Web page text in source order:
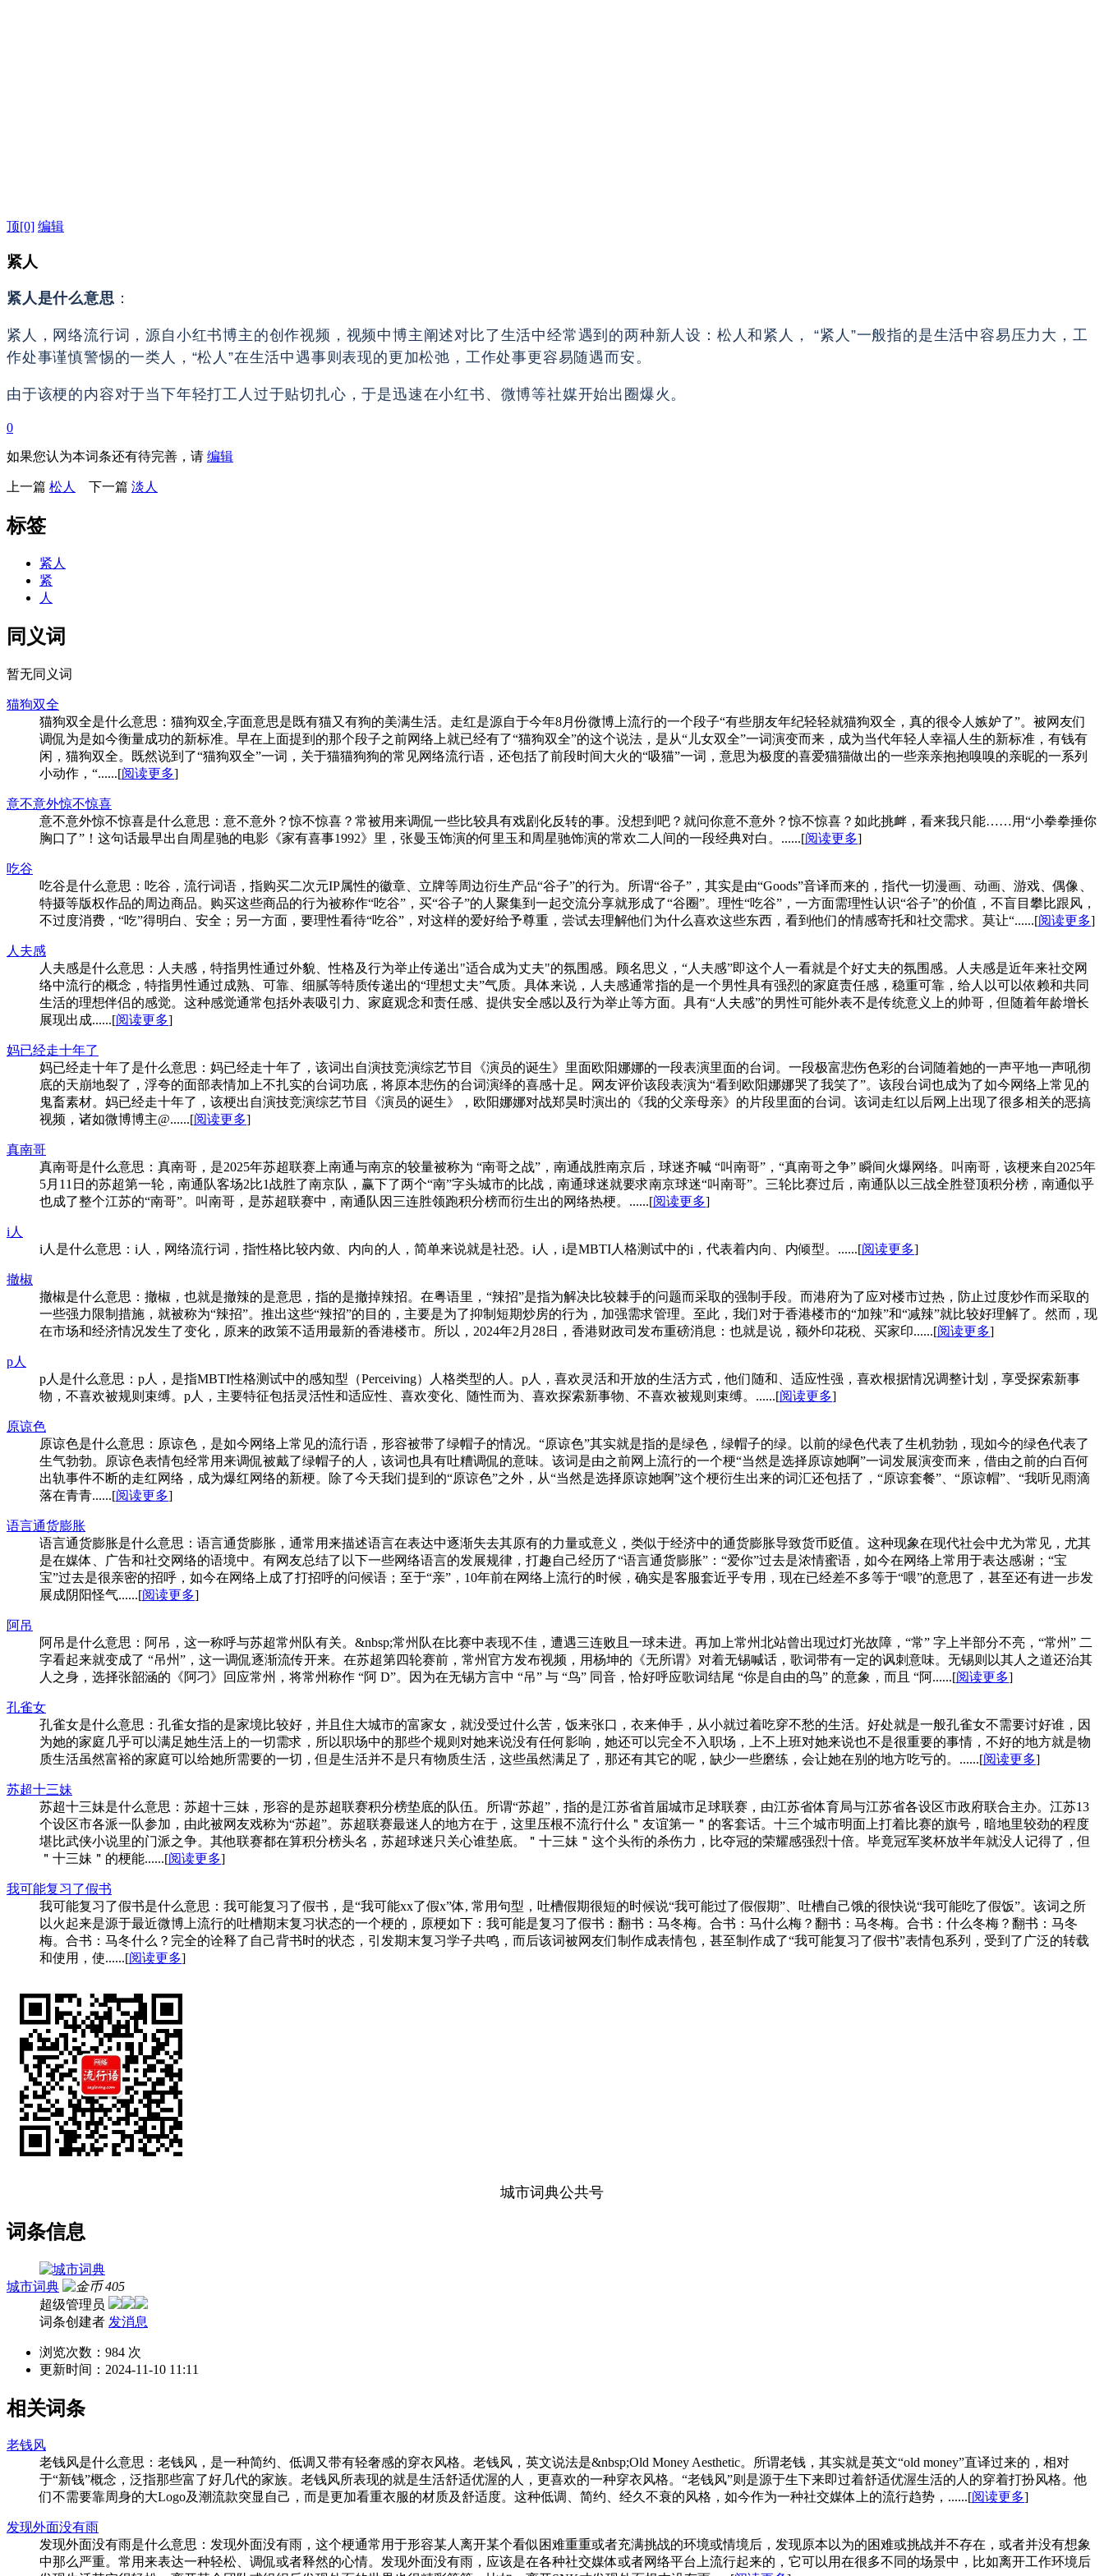
顶[0] 编辑
紧人
紧人是什么意思 ：
紧人，网络流行词，源自小红书博主的创作视频，视频中博主阐述对比了生活中经常遇到的两种新人设：松人和紧人， “紧人”一般指的是生活中容易压力大，工
作处事谨慎警惕的一类人，“松人”在生活中遇事则表现的更加松弛，工作处事更容易随遇而安。
由于该梗的内容对于当下年轻打工人过于贴切扎心，于是迅速在小红书、微博等社媒开始出圈爆火。
0
如果您认为本词条还有待完善，请 编辑
上一篇 松人 下一篇 淡人
标签
紧人
紧
人
同义词
暂无同义词
猫狗双全
猫狗双全是什么意思：猫狗双全,字面意思是既有猫又有狗的美满生活。走红是源自于今年8月份微博上流行的一个段子“有些朋友年纪轻轻就猫狗双全，真的很令人嫉妒了”。被网友们
调侃为是如今衡量成功的新标准。早在上面提到的那个段子之前网络上就已经有了“猫狗双全”的这个说法，是从“儿女双全”一词演变而来，成为当代年轻人幸福人生的新标准，有钱有
闲，猫狗双全。既然说到了“猫狗双全”一词，关于猫猫狗狗的常见网络流行语，还包括了前段时间大火的“吸猫”一词，意思为极度的喜爱猫猫做出的一些亲亲抱抱嗅嗅的亲昵的一系列
小动作，“......[阅读更多]
意不意外惊不惊喜
意不意外惊不惊喜是什么意思：意不意外？惊不惊喜？常被用来调侃一些比较具有戏剧化反转的事。没想到吧？就问你意不意外？惊不惊喜？如此挑衅，看来我只能……用“小拳拳捶你
胸口了”！这句话最早出自周星驰的电影《家有喜事1992》里，张曼玉饰演的何里玉和周星驰饰演的常欢二人间的一段经典对白。......[阅读更多]
吃谷
吃谷是什么意思：吃谷，流行词语，指购买二次元IP属性的徽章、立牌等周边衍生产品“​谷子”的行为。所谓“谷子”，其实是由“Goods”音译而来的，指代一切漫画、动画、游戏、偶像、
特摄等版权作品的周边商品。购买这些商品的行为被称作“吃谷”，买“谷子”的人聚集到一起交流分享就形成了“谷圈”。理性“吃谷”，一方面需理性认识“谷子”的价值，不盲目攀比跟风，
不过度消费，“吃”得明白、安全；另一方面，要理性看待“吃谷”，对这样的爱好给予尊重，尝试去理解他们为什么喜欢这些东西，看到他们的情感寄托和社交需求。莫让“......[阅读更多]
人夫感
人夫感是什么意思：人夫感，特指男性通过外貌、性格及行为举止传递出"适合成为丈夫"的氛围感。顾名思义，“人夫感”即这个人一看就是个好丈夫的氛围感。人夫感​是近年来社交网
络中流行的概念，特指男性通过成熟、可靠、细腻等特质传递出的“理想丈夫”气质。具体来说，人夫感通常指的是一个男性具有强烈的家庭责任感，稳重可靠，给人以可以依赖和共同
生活的理想伴侣的感觉。这种感觉通常包括外表吸引力、家庭观念和责任感、提供安全感以及行为举止等方面。具有“人夫感”的男性可能外表不是传统意义上的帅哥，但随着年龄增长
展现出成......[阅读更多]
妈已经走十年了
妈已经走十年了是什么意思：妈已经走十年了，该词出自演技竞演综艺节目《演员的诞生》里面欧阳娜娜的一段表演里面的台词。一段极富悲伤色彩的台词随着她的一声平地一声吼彻
底的天崩地裂了，浮夸的面部表情加上不扎实的台词功底，将原本悲伤的台词演绎的喜感十足。网友评价该段表演为“看到欧阳娜娜哭了我笑了”。该段台词也成为了如今网络上常见的
鬼畜素材。妈已经走十年了，该梗出自演技竞演综艺节目《演员的诞生》，欧阳娜娜对战郑昊时演出的《我的父亲母亲》的片段里面的台词。该词走红以后网上出现了很多相关的恶搞
视频，诸如微博博主@......[阅读更多]
真南哥
真南哥是什么意思：真南哥，是2025年苏超联赛上南通与南京的较量被称为 “南哥之战”，南通战胜南京后，球迷齐喊 “叫南哥”，“真南哥之争” 瞬间火爆网络。叫南哥，该梗来自2025年
5月11日的苏超第一轮，南通队客场2比1战胜了南京队，赢下了两个“南”字头城市的比战，南通球迷就要求南京球迷“叫南哥”。三轮比赛过后，南通队以三战全胜登顶积分榜，南通似乎
也成了整个江苏的“南哥”。叫南哥，是苏超联赛中，南通队因三连胜领跑积分榜而衍生出的网络热梗。......[阅读更多]
i人
i人是什么意思：i人，网络流行词，指性格比较内敛、内向的人，简单来说就是社恐。i人，i是MBTI人格测试中的i，代表着内向、内倾型。......[阅读更多]
撤椒
撤椒是什么意思：撤椒，也就是撤辣的是意思，指的是撤掉辣招。在粤语里，“辣招”是指为解决比较棘手的问题而采取的强制手段。‍‍‍‍‍‍‍而港府为了应对楼市过热，防止过度炒作而采取的
一些强力限制措施，就被称为“辣招”。‍‍‍‍‍‍‍推出这些“辣招”的目的，主要是为了抑制短期炒房的行为，加强需求管理。至此，我们对于香港楼市的“加辣”和“减辣”就比较好理解了。‍然而，现
在市场和经济情况发生了变化，原来的政策不适用最新的香港楼市。所以，2024年2月28日，香港财政司发布重磅消息：也就是说，额外印花税、买家印......[阅读更多]
p人
p人是什么意思：p人，是指MBTI性格测试中的感知型（Perceiving）人格类型的人。‌p人，喜欢灵活和开放的生活方式，他们随和、适应性强，喜欢根据情况调整计划，享受探索新事
物，不喜欢被规则束缚。‌p人，主要特征包括灵活性和适应性、喜欢变化、随性而为、喜欢探索新事物、不喜欢被规则束缚。‌......[阅读更多]
原谅色
原谅色是什么意思：原谅色，是如今网络上常见的流行语，形容被带了绿帽子的情况。“原谅色”其实就是指的是绿色，绿帽子的绿。以前的绿色代表了生机勃勃，现如今的绿色代表了
生气勃勃。原谅色表情包经常用来调侃被戴了绿帽子的人，该词也具有吐糟调侃的意味。该词是由之前网上流行的一个梗“当然是选择原谅她啊”一词发展演变而来，借由之前的白百何
出轨事件不断的走红网络，成为爆红网络的新梗。除了今天我们提到的“原谅色”之外，从“当然是选择原谅她啊”这个梗衍生出来的词汇还包括了，“原谅套餐”、“原谅帽”、“我听见雨滴
落在青青......[阅读更多]
语言通货膨胀
语言通货膨胀是什么意思：语言通货膨胀，通常用来描述语言在表达中逐渐失去其原有的力量或意义，类似于经济中的通货膨胀导致货币贬值。这种现象在现代社会中尤为常见，尤其
是在媒体、广告和社交网络的语境中。有网友总结了以下一些网络语言的发展规律，打趣自己经历了“语言通货膨胀”：“爱你”过去是浓情蜜语，如今在网络上常用于表达感谢；“宝
宝”过去是很亲密的招呼，如今在网络上成了打招呼的问候语；至于“亲”，10年前在网络上流行的时候，确实是客服套近乎专用，现在已经差不多等于“喂”的意思了，甚至还有进一步发
展成阴阳怪气......[阅读更多]
阿吊
阿吊是什么意思：​阿吊，这一称呼与苏超常州队有关。&nbsp;常州队在比赛中表现不佳，遭遇三连败且一球未进。再加上常州北站曾出现过灯光故障，“常” 字上半部分不亮，“常州” 二
字看起来就变成了 “吊州”，这一调侃逐渐流传开来。在苏超第四轮赛前，常州官方发布视频，用杨坤的《无所谓》对着无锡喊话，歌词带有一定的讽刺意味。无锡则以其人之道还治其
人之身，选择张韶涵的《阿刁》回应常州，将常州称作 “阿 D”。因为在无锡方言中 “吊” 与 “鸟” 同音，恰好呼应歌词结尾 “你是自由的鸟” 的意象，而且 “阿......[阅读更多]
孔雀女
孔雀女是什么意思：孔雀女指的是家境比较好，并且住大城市的富家女，就没受过什么苦，饭来张口，衣来伸手，从小就过着吃穿不愁的生活。好处就是一般孔雀女不需要讨好谁，因
为她的家庭几乎可以满足她生活上的一切需求，所以职场中的那些个规则对她来说没有任何影响，她还可以完全不入职场，上不上班对她来说也不是很重要的事情，不好的地方就是物
质生活虽然富裕的家庭可以给她所需要的一切，但是生活并不是只有物质生活，这些虽然满足了，那还有其它的呢，缺少一些磨练，会让她在别的地方吃亏的。......[阅读更多]
苏超十三妹
苏超十三妹是什么意思：苏超十三妹，形容的是苏超联赛积分榜垫底的队伍。所谓“苏超”，指的是江苏省首届城市足球联赛，由江苏省体育局与江苏省各设区市政府联合主办。江苏13
个设区市各派一队参加，由此被网友戏称为“苏超”。苏超联赛最迷人的地方在于，这里压根不流行什么＂友谊第一＂的客套话。十三个城市明面上打着比赛的旗号，暗地里较劲的程度
堪比武侠小说里的门派之争。其他联赛都在算积分榜头名，苏超球迷只关心谁垫底。＂十三妹＂这个头衔的杀伤力，比夺冠的荣耀感强烈十倍。毕竟冠军奖杯放半年就没人记得了，但
＂十三妹＂的梗能......[阅读更多]
我可能复习了假书
我可能复习了假书是什么意思：我可能复习了假书，是“我可能xx了假x”体, 常用句型，吐槽假期很短的时候说“我可能过了假假期”、吐槽自己饿的很快说“我可能吃了假饭”。该词之所
以火起来是源于最近微博上流行的吐槽期末复习状态的一个梗的，原梗如下：我可能是复习了假书：翻书：马冬梅。合书：马什么梅？翻书：马冬梅。合书：什么冬梅？翻书：马冬
梅。合书：马冬什么？完全的诠释了自己背书时的状态，引发期末复习学子共鸣，而后该词被网友们制作成表情包，甚至制作成了“我可能复习了假书”表情包系列，受到了广泛的转载
和使用，使......[阅读更多]
城市词典公共号
词条信息
城市词典
405
超级管理员
词条创建者 发消息
浏览次数： 984 次
更新时间： 2024-11-10 11:11
相关词条
老钱风
老钱风是什么意思：老钱风，是一种简约、低调又带有轻奢感的穿衣风格。老钱风，英文说法是&nbsp;Old Money Aesthetic。所谓老钱，其实就是英文“old money”直译过来的，相对
于“新钱”概念，泛指那些富了好几代的家族。老钱风所表现的就是生活舒适优渥的人，更喜欢的一种穿衣风格。“老钱风”则是源于生下来即过着舒适优渥生活的人的穿着打扮风格。他
们不需要靠周身的大Logo及潮流款突显自己，而是更加看重衣服的材质及舒适度。这种低调、简约、经久不衰的风格，如今作为一种社交媒体上的流行趋势，......[阅读更多]
发现外面没有雨
发现外面没有雨是什么意思：发现外面没有雨，这个梗通常用于形容某人离开某个看似困难重重或者充满挑战的环境或情境后，发现原本以为的困难或挑战并不存在，或者并没有想象
中那么严重。常用来表达一种轻松、调侃或者释然的心情。发现外面没有雨，应该是在各种社交媒体或者网络平台上流行起来的，它可以用在很多不同的场景中，比如离开工作环境后